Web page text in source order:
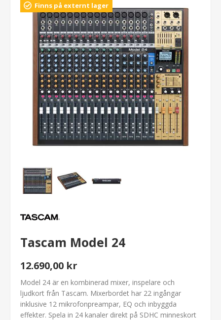
Finns på externt lager
Tascam Model 24
12.690,00 kr
Model 24 är en kombinerad mixer, inspelare och
ljudkort från Tascam. Mixerbordet har 22 ingångar
inklusive 12 mikrofonpreampar, EQ och inbyggda
effekter. Spela in 24 kanaler direkt på SDHC minneskort